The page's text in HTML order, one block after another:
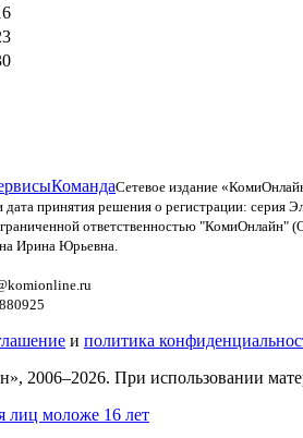
КомандаСетевое издание
дата принятия решения о регистрации:
ответственностью "КомиОнлайн"
Ирина Юрьевна.
и политика
При использовании
лиц моложе 16 лет